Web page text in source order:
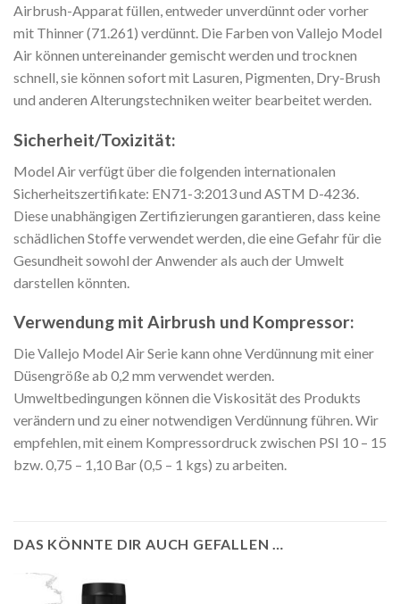
Airbrush-Apparat füllen, entweder unverdünnt oder vorher
mit Thinner (71.261) verdünnt. Die Farben von Vallejo Model
Air können untereinander gemischt werden und trocknen
schnell, sie können sofort mit Lasuren, Pigmenten, Dry-Brush
und anderen Alterungstechniken weiter bearbeitet werden.
Sicherheit/Toxizität:
Model Air verfügt über die folgenden internationalen
Sicherheitszertifikate: EN71-3:2013 und ASTM D-4236.
Diese unabhängigen Zertifizierungen garantieren, dass keine
schädlichen Stoffe verwendet werden, die eine Gefahr für die
Gesundheit sowohl der Anwender als auch der Umwelt
darstellen könnten.
Verwendung mit Airbrush und Kompressor:
Die Vallejo Model Air Serie kann ohne Verdünnung mit einer
Düsengröße ab 0,2 mm verwendet werden.
Umweltbedingungen können die Viskosität des Produkts
verändern und zu einer notwendigen Verdünnung führen. Wir
empfehlen, mit einem Kompressordruck zwischen PSI 10 – 15
bzw. 0,75 – 1,10 Bar (0,5 – 1 kgs) zu arbeiten.
DAS KÖNNTE DIR AUCH GEFALLEN …